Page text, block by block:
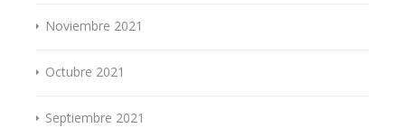
Noviembre 2021
Octubre 2021
Septiembre 2021